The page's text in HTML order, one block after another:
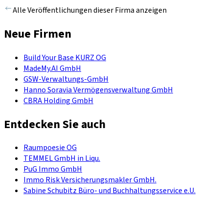
Alle Veröffentlichungen dieser Firma anzeigen
Neue Firmen
Build Your Base KURZ OG
MadeMy.AI GmbH
GSW-Verwaltungs-GmbH
Hanno Soravia Vermögensverwaltung GmbH
CBRA Holding GmbH
Entdecken Sie auch
Raumpoesie OG
TEMMEL GmbH in Liqu.
PuG Immo GmbH
Immo Risk Versicherungsmakler GmbH.
Sabine Schubitz Büro- und Buchhaltungsservice e.U.